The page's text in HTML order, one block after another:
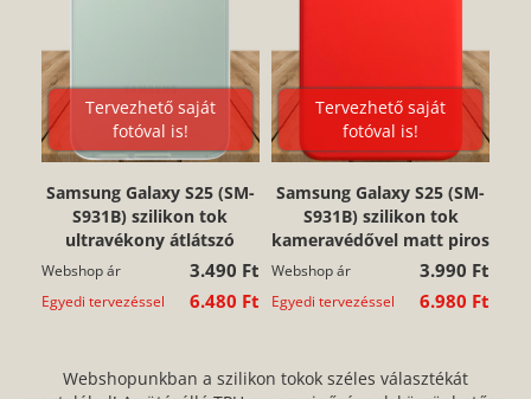
Tervezhető saját
fotóval is!
Samsung Galaxy S25 (SM-
S931B) szilikon tok
ultravékony átlátszó
Webshop ár 3.490 Ft
Egyedi tervezéssel 6.480 Ft
Tervezhető saját
fotóval is!
Samsung Galaxy S25 (SM-
S931B) szilikon tok
kameravédővel matt piros
Webshop ár 3.990 Ft
Egyedi tervezéssel 6.980 Ft
Webshopunkban a szilikon tokok széles választékát